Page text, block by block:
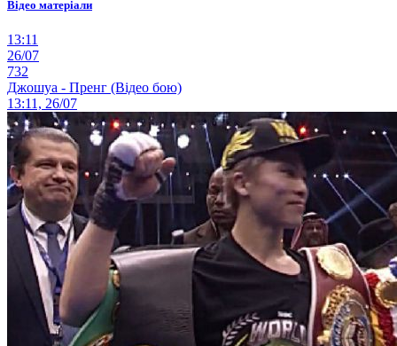
Відео матеріали
13:11
26/07
732
Джошуа - Пренг (Відео бою)
13:11, 26/07